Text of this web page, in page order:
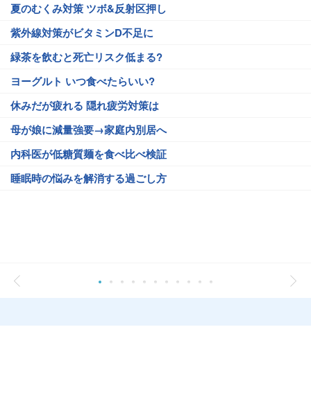
夏のむくみ対策 ツボ&反射区押し
紫外線対策がビタミンD不足に
緑茶を飲むと死亡リスク低まる?
ヨーグルト いつ食べたらいい?
休みだが疲れる 隠れ疲労対策は
母が娘に減量強要→家庭内別居へ
内科医が低糖質麺を食べ比べ検証
睡眠時の悩みを解消する過ごし方